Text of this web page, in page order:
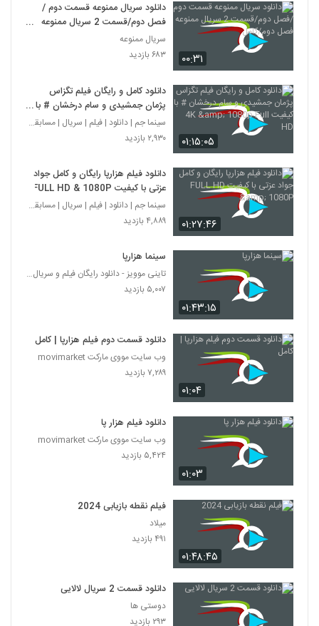
۰۰:۳۱
دانلود سریال ممنوعه قسمت دوم /
فصل دوم/قسمت 2 سریال ممنوعه
فصل دوم/کامل
سریال ممنوعه
۶۸۳ بازدید
۰۱:۱۵:۰۵
دانلود کامل و رایگان فیلم تگزاس
پژمان جمشیدی و سام درخشان # با
کیفیت 4K & 1080p Full HD
سینما جم | دانلود | فیلم | سریال | مسابقه | انیمیش
۲,۹۳۰ بازدید
۰۱:۲۷:۴۶
دانلود فیلم هزارپا رایگان و کامل جواد
عزتی با کیفیت FULL HD & 1080P
سینما جم | دانلود | فیلم | سریال | مسابقه | انیمیش
۴,۸۸۹ بازدید
۰۱:۴۳:۱۵
سینما هزارپا
تاینی موویز - دانلود رایگان فیلم و سریال ایرانی جد
۵,۰۰۷ بازدید
۰۱:۰۴
دانلود قسمت دوم فیلم هزارپا | کامل
وب سایت مووی مارکت movimarket
۷,۲۸۹ بازدید
۰۱:۰۳
دانلود فیلم هزار پا
وب سایت مووی مارکت movimarket
۵,۴۲۴ بازدید
۰۱:۴۸:۴۵
فیلم نقطه بازیابی 2024
میلاد
۴۹۱ بازدید
دانلود قسمت 2 سریال لالایی
دوستی ها
۲۹۳ بازدید